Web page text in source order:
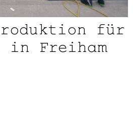
für
in Freiham